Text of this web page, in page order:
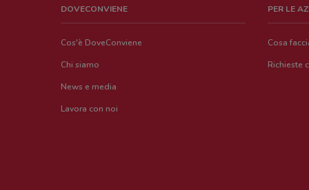
DOVECONVIENE
Cos'è DoveConviene
Chi siamo
News e media
Lavora con noi
PER LE
Cosa
Richieste